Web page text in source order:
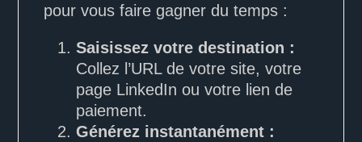
pour vous faire gagner du temps :
Saisissez votre destination :
Collez l’URL de votre site, votre
page LinkedIn ou votre lien de
paiement.
Générez instantanément :